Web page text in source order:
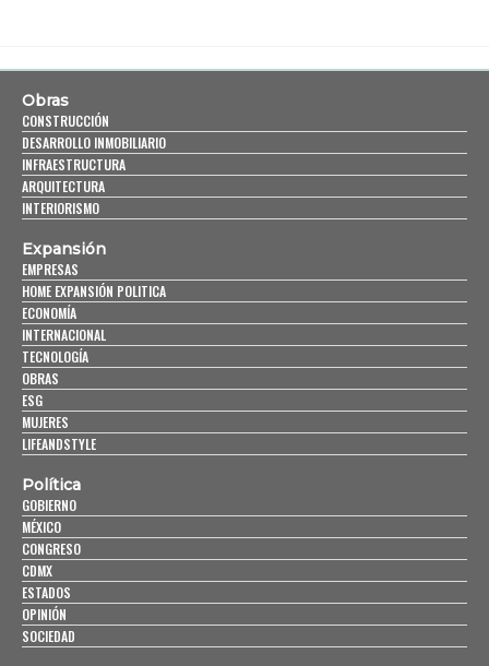
Obras
CONSTRUCCIÓN
DESARROLLO INMOBILIARIO
INFRAESTRUCTURA
ARQUITECTURA
INTERIORISMO
Expansión
EMPRESAS
HOME EXPANSIÓN POLITICA
ECONOMÍA
INTERNACIONAL
TECNOLOGÍA
OBRAS
ESG
MUJERES
LIFEANDSTYLE
Política
GOBIERNO
MÉXICO
CONGRESO
CDMX
ESTADOS
OPINIÓN
SOCIEDAD